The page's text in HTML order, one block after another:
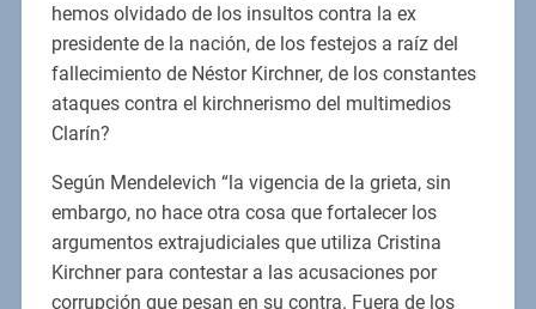
hemos olvidado de los insultos contra la ex
presidente de la nación, de los festejos a raíz del
fallecimiento de Néstor Kirchner, de los constantes
ataques contra el kirchnerismo del multimedios
Clarín?
Según Mendelevich “la vigencia de la grieta, sin
embargo, no hace otra cosa que fortalecer los
argumentos extrajudiciales que utiliza Cristina
Kirchner para contestar a las acusaciones por
corrupción que pesan en su contra. Fuera de los